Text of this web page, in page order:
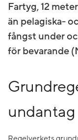
Fartyg, 12
än pelagiska-
fångst under
för bevarande
undantag